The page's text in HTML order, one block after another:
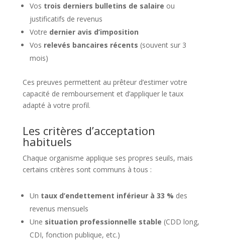
Vos trois derniers bulletins de salaire ou
justificatifs de revenus
Votre dernier avis d’imposition
Vos relevés bancaires récents (souvent sur 3
mois)
Ces preuves permettent au prêteur d’estimer votre
capacité de remboursement et d’appliquer le taux
adapté à votre profil.
Les critères d’acceptation
habituels
Chaque organisme applique ses propres seuils, mais
certains critères sont communs à tous :
Un taux d’endettement inférieur à 33 % des
revenus mensuels
Une situation professionnelle stable (CDD long,
CDI, fonction publique, etc.)